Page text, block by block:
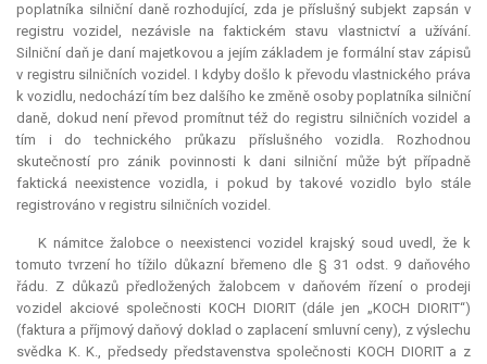
poplatníka silniční daně rozhodující, zda je příslušný subjekt zapsán v
registru vozidel, nezávisle na faktickém stavu vlastnictví a užívání.
Silniční daň je daní majetkovou a jejím základem je formální stav zápisů
v registru silničních vozidel. I kdyby došlo k převodu vlastnického práva
k vozidlu, nedochází tím bez dalšího ke změně osoby poplatníka silniční
daně, dokud není převod promítnut též do registru silničních vozidel a
tím i do technického průkazu příslušného vozidla. Rozhodnou
skutečností pro zánik povinnosti k dani silniční může být případně
faktická neexistence vozidla, i pokud by takové vozidlo bylo stále
registrováno v registru silničních vozidel.
K námitce žalobce o neexistenci vozidel krajský soud uvedl, že k
tomuto tvrzení ho tížilo důkazní břemeno dle § 31 odst. 9 daňového
řádu. Z důkazů předložených žalobcem v daňovém řízení o prodeji
vozidel akciové společnosti KOCH DIORIT (dále jen „KOCH DIORIT“)
(faktura a příjmový daňový doklad o zaplacení smluvní ceny), z výslechu
svědka K. K., předsedy představenstva společnosti KOCH DIORIT a z